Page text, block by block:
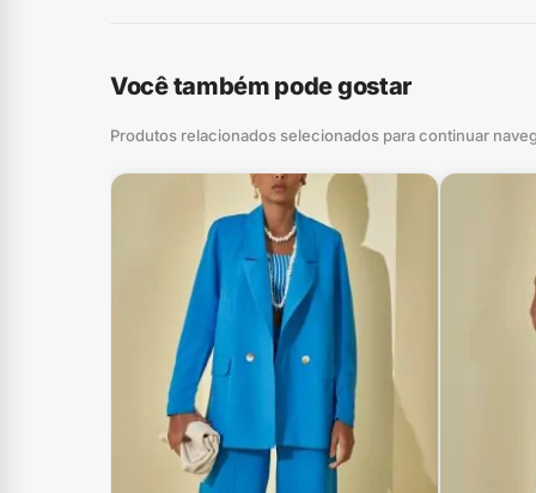
Você também pode gostar
Produtos relacionados selecionados para continuar